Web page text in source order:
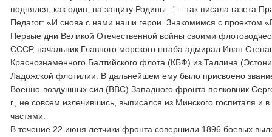
поднялся, как один, на защиту Родины...” – так писала газета
Педагог: «И снова с нами наши герои. Знакомимся с проектом
Первые дни Великой Отечественной войны своими
СССР, начальник Главного морского штаба адмирал Иван
Краснознаменного Балтийского флота (КБФ) из Таллина
Ладожской флотилии. В дальнейшем ему было присвоено
Военно-воздушных сил (ВВС) Западного фронта полковник
г., не совсем излечившись, выписался из Минского госпиталя и
частями.
В течение 22 июня летчики фронта совершили 1896 боевых